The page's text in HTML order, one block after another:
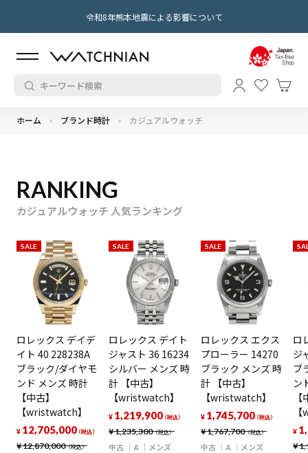
令和8年熊本地震による影響について
ホーム ブランド時計 カジュアルウォッチ
RANKING
カジュアルウォッチ 人気ランキング
SALE
ロレックス デイデ
イト 40 228238A
ブラック/ダイヤモ
ンド メンズ 時計
【中古】
【wristwatch】
¥12,870,000（税込）
¥ 12,705,000（税込）
SALE
ロレックス デイト
ジャスト 36 16234
シルバー メンズ 時
計 【中古】
【wristwatch】
¥1,235,300（税込）
¥ 1,219,900（税込）
中古 A メンズ
SALE
ロレックス エクス
プローラー 14270
ブラック メンズ 時
計 【中古】
【wristwatch】
¥1,767,700（税込）
¥ 1,745,700（税込）
中古 A メンズ
ロ
ジ
ブ
ン
¥
¥